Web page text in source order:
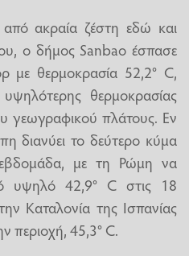
ακραία ζέστη εδώ και
ο δήμος Sanbao έσπασε
με θερμοκρασία 52,2° C,
θερμοκρασίας
γεωγραφικού πλάτους. Εν
διανύει το δεύτερο κύμα
με τη Ρώμη να
υψηλό 42,9° C στις 18
Καταλονία της Ισπανίας
περιοχή, 45,3° C.